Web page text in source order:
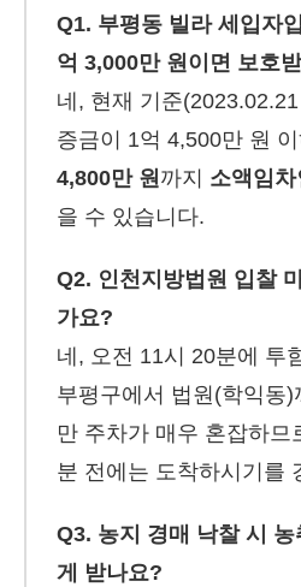
Q1. 부평동 빌라 세입자
억 3,000만 원이면 보호
네, 현재 기준
증금이 1억 4,500만 원
4,800만 원 까지 소액임차
을 수 있습니다.
Q2. 인천지방법원 입찰
가요?
네, 오전 11시 20분에 투
부평구에서 법원(학익동)
만 주차가 매우 혼잡하므
분 전에는 도착하시기를
Q3. 농지 경매 낙찰 시
게 받나요?